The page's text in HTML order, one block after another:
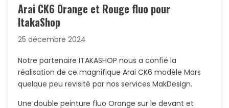
Arai CK6 Orange et Rouge fluo pour
ItakaShop
25 décembre 2024
Notre partenaire ITAKASHOP nous a confié la
réalisation de ce magnifique Arai CK6 modèle Mars
quelque peu revisité par nos services MakDesign.
Une double peinture fluo Orange sur le devant et